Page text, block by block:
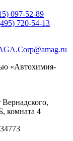
097-52-89
720-54-13
«Автохимия-
комната 4